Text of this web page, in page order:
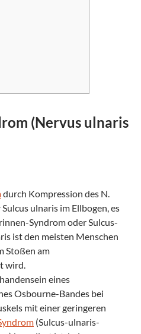
(Nervus ulnaris
durch Kompression des N.
ulnaris im Ellbogen, es
Syndrom oder Sulcus-
ist den meisten Menschen
Stoßen am
wird.
eines
Osbourne-Bandes bei
mit einer geringeren
(Sulcus-ulnaris-